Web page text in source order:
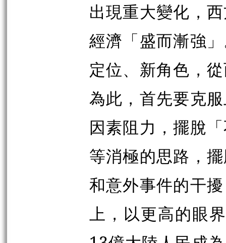
出現重大變化，
經濟「盛而漸強
定位、新角色，
為此，首先要克
因素阻力，擺脫
等消極的思路，
和意外事件的干
上，以更高的眼